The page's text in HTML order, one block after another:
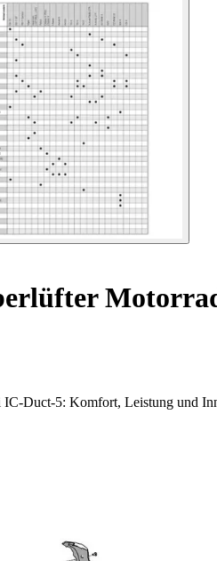
Duct-5: Komfort, Leistung und